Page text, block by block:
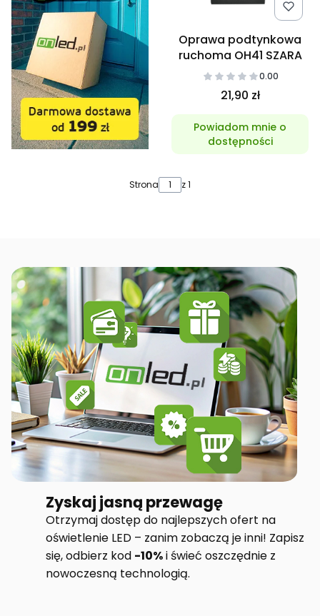
Oprawa podtynkowa
ruchoma OH41 SZARA
0.00
21,90 zł
Powiadom mnie o
dostępności
Strona z 1
Zyskaj jasną przewagę
Otrzymaj dostęp do najlepszych ofert na
oświetlenie LED – zanim zobaczą je inni! Zapisz
się, odbierz kod -10%i świeć oszczędnie z
nowoczesną technologią.